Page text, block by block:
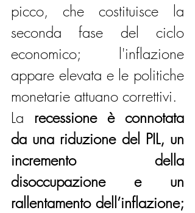
picco, che costituisce la
seconda fase del ciclo
economico; l'inflazione
appare elevata e le politiche
monetarie attuano correttivi.
La recessione è connotata
da una riduzione del PIL, un
incremento della
disoccupazione e un
rallentamento dell’inflazione;